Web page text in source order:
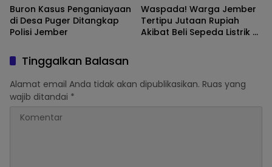
Buron Kasus Penganiayaan
di Desa Puger Ditangkap
Polisi Jember
Waspada! Warga Jember
Tertipu Jutaan Rupiah
Akibat Beli Sepeda Listrik di
Tinggalkan Balasan
Alamat email Anda tidak akan dipublikasikan. Ruas yang
wajib ditandai *